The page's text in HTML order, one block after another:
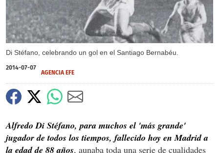
Di Stéfano, celebrando un gol en el Santiago Bernabéu.
2014-07-07
AGENCIA EFE
Alfredo Di Stéfano, para muchos el 'más grande'
jugador de todos los tiempos, fallecido hoy en Madrid a
la edad de 88 años, aunaba toda una serie de cualidades